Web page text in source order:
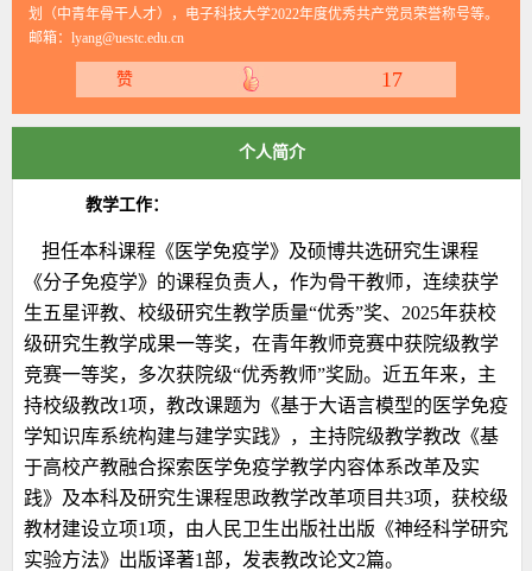
划（中青年骨干人才），电子科技大学2022年度优秀共产党员荣誉称号等。
邮箱： lyang@uestc.edu.cn
赞 17
个人简介
教学工作：
担任本科课程《医学免疫学》及硕博共选研究生课程
《分子免疫学》的课程负责人，作为骨干教师，连续获学
生五星评教、校级研究生教学质量“优秀”奖、2025年获校
级研究生教学成果一等奖，在青年教师竞赛中获院级教学
竞赛一等奖，多次获院级“优秀教师”奖励。近五年来，主
持校级教改1项，教改课题为《基于大语言模型的医学免疫
学知识库系统构建与建学实践》，主持院级教学教改《基
于高校产教融合探索医学免疫学教学内容体系改革及实
践》及本科及研究生课程思政教学改革项目共3项，获校级
教材建设立项1项，由人民卫生出版社出版《神经科学研究
实验方法》出版译著1部，发表教改论文2篇。